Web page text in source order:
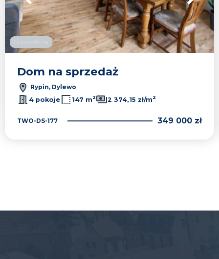
Nowa oferta
Dom na sprzedaż
Rypin, Dylewo
4 pokoje
147 m2 2 374,15 zł/m2
TWO-DS-177 349 000 zł